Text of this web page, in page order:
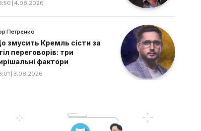
| 4.08.2026
Петренко
змусить Кремль сісти за
переговорів: три
фактори
| 3.08.2026